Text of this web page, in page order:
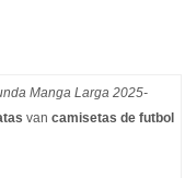
Manga Larga 2025-
van camisetas de futbol